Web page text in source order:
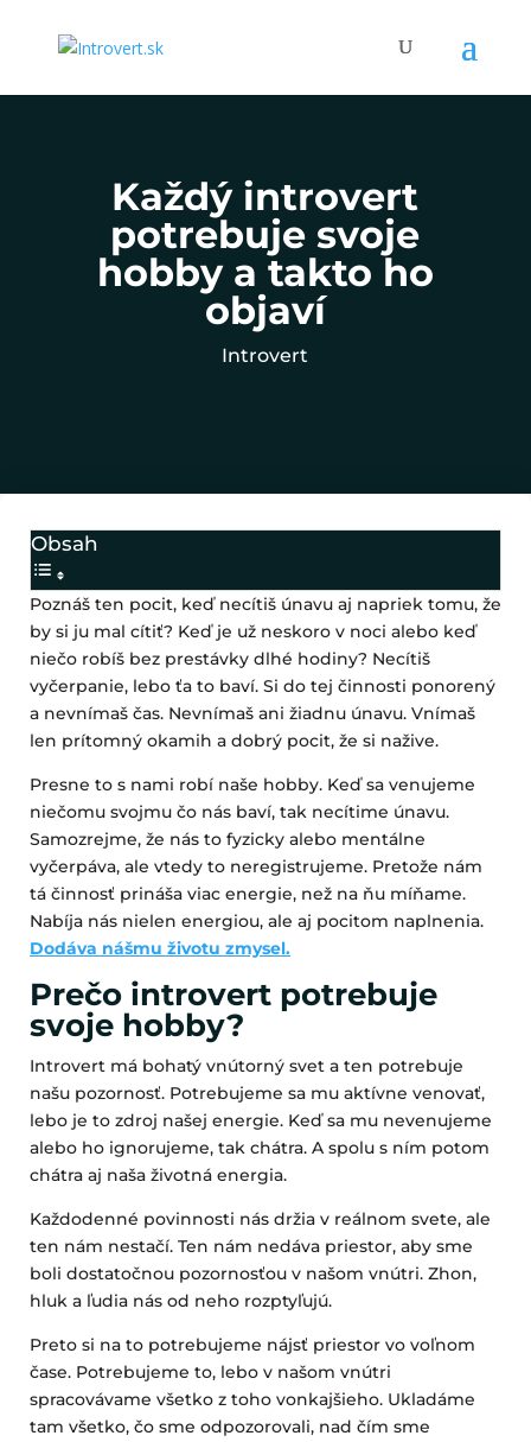
Každý introvert
potrebuje svoje
hobby a takto ho
objaví
Introvert
Obsah
Poznáš ten pocit, keď necítiš únavu aj napriek tomu, že
by si ju mal cítiť? Keď je už neskoro v noci alebo keď
niečo robíš bez prestávky dlhé hodiny? Necítiš
vyčerpanie, lebo ťa to baví. Si do tej činnosti ponorený
a nevnímaš čas. Nevnímaš ani žiadnu únavu. Vnímaš
len prítomný okamih a dobrý pocit, že si nažive.
Presne to s nami robí naše hobby. Keď sa venujeme
niečomu svojmu čo nás baví, tak necítime únavu.
Samozrejme, že nás to fyzicky alebo mentálne
vyčerpáva, ale vtedy to neregistrujeme. Pretože nám
tá činnosť prináša viac energie, než na ňu míňame.
Nabíja nás nielen energiou, ale aj pocitom naplnenia.
Dodáva nášmu životu zmysel.
Prečo introvert potrebuje
svoje hobby?
Introvert má bohatý vnútorný svet a ten potrebuje
našu pozornosť. Potrebujeme sa mu aktívne venovať,
lebo je to zdroj našej energie. Keď sa mu nevenujeme
alebo ho ignorujeme, tak chátra. A spolu s ním potom
chátra aj naša životná energia.
Každodenné povinnosti nás držia v reálnom svete, ale
ten nám nestačí. Ten nám nedáva priestor, aby sme
boli dostatočnou pozornosťou v našom vnútri. Zhon,
hluk a ľudia nás od neho rozptyľujú.
Preto si na to potrebujeme nájsť priestor vo voľnom
čase. Potrebujeme to, lebo v našom vnútri
spracovávame všetko z toho vonkajšieho. Ukladáme
tam všetko, čo sme odpozorovali, nad čím sme